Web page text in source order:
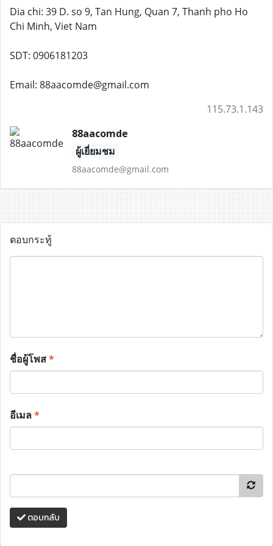
Dia chi: 39 D. so 9, Tan Hung, Quan 7, Thanh pho Ho
Chi Minh, Viet Nam
SDT: 0906181203
Email: 88aacomde@gmail.com
115.73.1.143
88aacomde
ผู้เยี่ยมชม
88aacomde@gmail.com
ตอบกระทู้
ชื่อผู้โพส*
อีเมล*
ตอบกลับ